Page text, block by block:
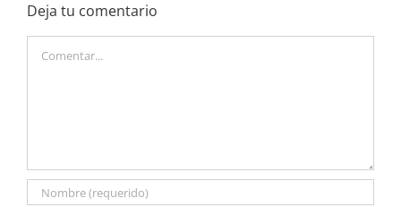
Deja tu comentario